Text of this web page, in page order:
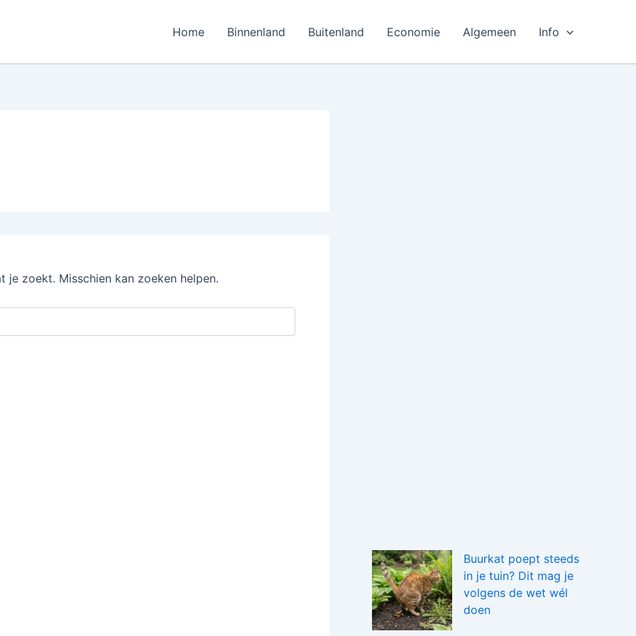
Home Binnenland Buitenland Economie Algemeen Info
zoekt. Misschien kan zoeken helpen.
Buurkat poept steeds
in je tuin? Dit mag je
volgens de wet wél
doen